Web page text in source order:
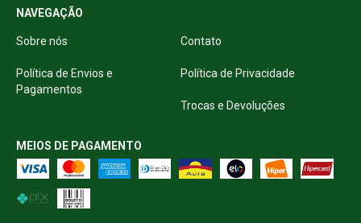
NAVEGAÇÃO
Sobre nós Contato
Política de Envios e
Pagamentos
Política de Privacidade
Trocas e Devoluções
MEIOS DE PAGAMENTO